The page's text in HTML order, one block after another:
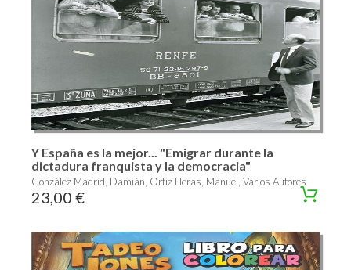
Y España es la mejor... "Emigrar durante la
dictadura franquista y la democracia"
González Madrid, Damián, Ortiz Heras, Manuel, Varios Autores
23,00 €